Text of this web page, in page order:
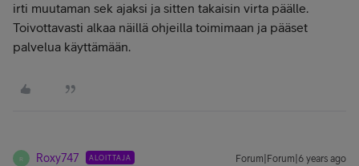
irti muutaman sek ajaksi ja sitten takaisin virta päälle.
Toivottavasti alkaa näillä ohjeilla toimimaan ja pääset
palvelua käyttämään.
R Roxy747 ALOITTAJA Forum|Forum|6 years ago